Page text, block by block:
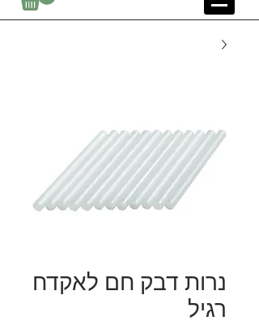
נרות דבק חם לאקדח
רגיל